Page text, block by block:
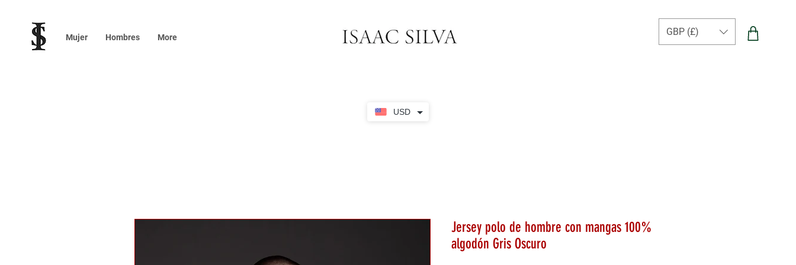
USD
Mujer Hombres More
GBP (£)
Jersey polo de hombre con mangas 100%
algodón Gris Oscuro